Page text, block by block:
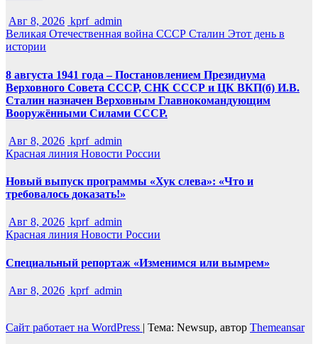
Авг 8, 2026 kprf_admin
Великая Отечественная война СССР Сталин Этот день в
истории
8 августа 1941 года – Постановлением Президиума
Верховного Совета СССР, СНК СССР и ЦК ВКП(б) И.В.
Сталин назначен Верховным Главнокомандующим
Вооружёнными Силами СССР.
Авг 8, 2026 kprf_admin
Красная линия Новости России
Новый выпуск программы «Хук слева»: «Что и
требовалось доказать!»
Авг 8, 2026 kprf_admin
Красная линия Новости России
Специальный репортаж «Изменимся или вымрем»
Авг 8, 2026 kprf_admin
Сайт работает на WordPress | Тема: Newsup, автор Themeansar